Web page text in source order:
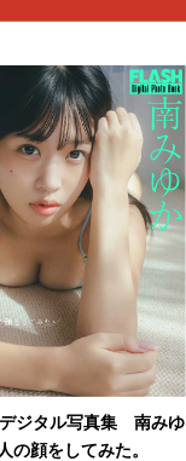
デジタル写真集 南みゆ
顔をしてみた。